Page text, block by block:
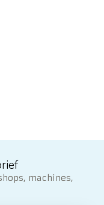
machines,